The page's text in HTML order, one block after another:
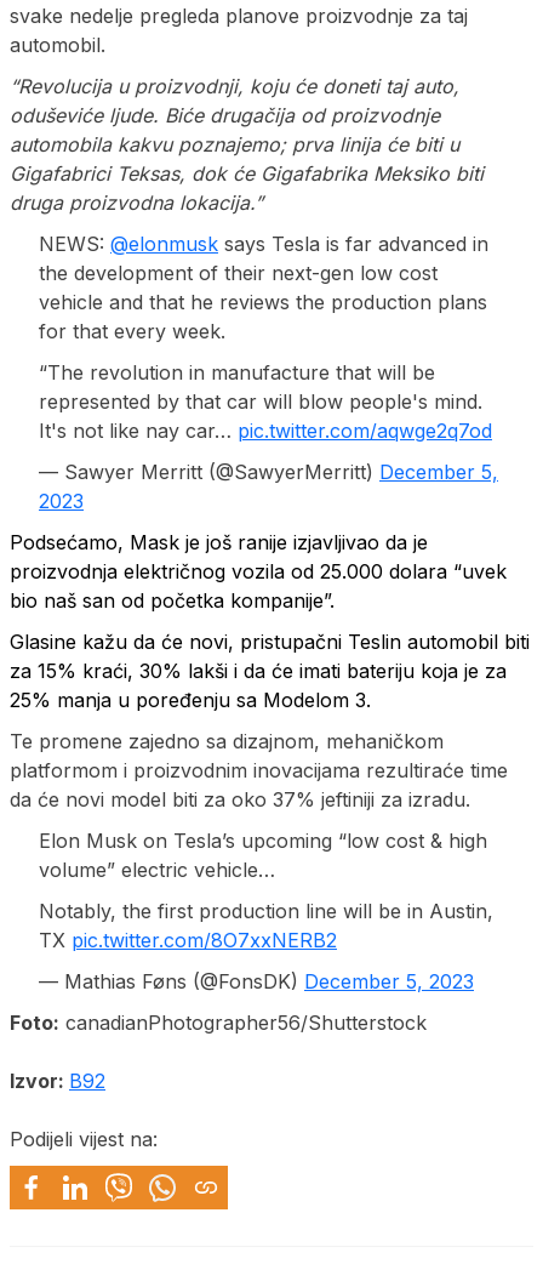
svake nedelje pregleda planove proizvodnje za taj
automobil.
“Revolucija u proizvodnji, koju će doneti taj auto,
oduševiće ljude. Biće drugačija od proizvodnje
automobila kakvu poznajemo; prva linija će biti u
Gigafabrici Teksas, dok će Gigafabrika Meksiko biti
druga proizvodna lokacija.”
NEWS: @elonmusk says Tesla is far advanced in
the development of their next-gen low cost
vehicle and that he reviews the production plans
for that every week.
“The revolution in manufacture that will be
represented by that car will blow people's mind.
It's not like nay car… pic.twitter.com/aqwge2q7od
— Sawyer Merritt (@SawyerMerritt) December 5,
2023
Podsećamo, Mask je još ranije izjavljivao da je
proizvodnja električnog vozila od 25.000 dolara “uvek
bio naš san od početka kompanije”.
Glasine kažu da će novi, pristupačni Teslin automobil biti
za 15% kraći, 30% lakši i da će imati bateriju koja je za
25% manja u poređenju sa Modelom 3.
Te promene zajedno sa dizajnom, mehaničkom
platformom i proizvodnim inovacijama rezultiraće time
da će novi model biti za oko 37% jeftiniji za izradu.
Elon Musk on Tesla’s upcoming “low cost & high
volume” electric vehicle…
Notably, the first production line will be in Austin,
TX pic.twitter.com/8O7xxNERB2
— Mathias Føns (@FonsDK) December 5, 2023
Foto: canadianPhotographer56/Shutterstock
Izvor: B92
Podijeli vijest na: